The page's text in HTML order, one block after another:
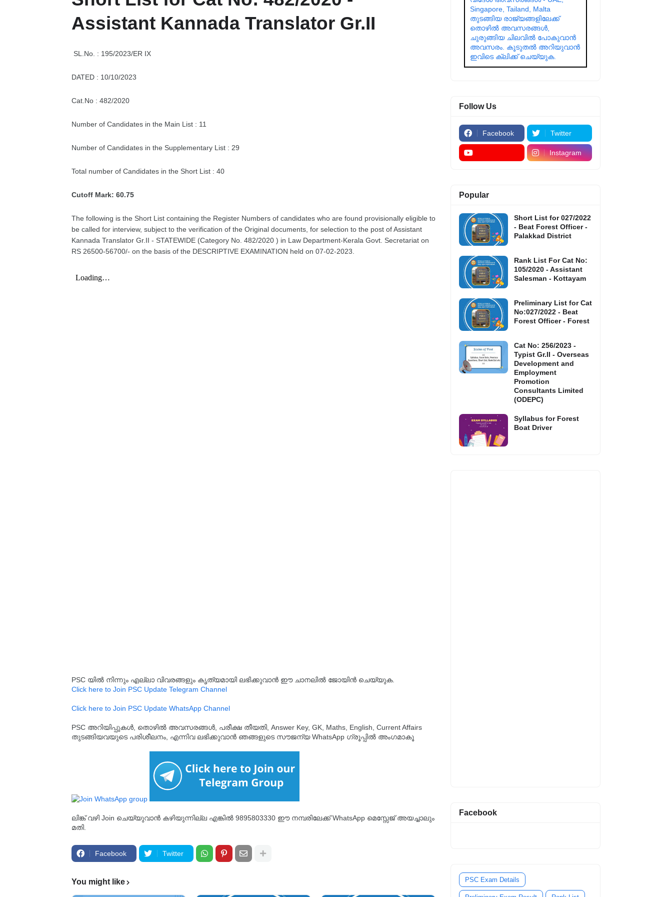
Assistant Kannada Translator Gr.II
SL.No. : 195/2023/ER IX
DATED : 10/10/2023
Cat.No : 482/2020
Number of Candidates in the Main List : 11
Number of Candidates in the Supplementary List : 29
Total number of Candidates in the Short List : 40
Cutoff Mark: 60.75
The following is the Short List containing the Register Numbers of candidates who are found provisionally eligible to
be called for interview, subject to the verification of the Original documents, for selection to the post of Assistant
Kannada Translator Gr.II - STATEWIDE (Category No. 482/2020 ) in Law Department-Kerala Govt. Secretariat on
RS 26500-56700/- on the basis of the DESCRIPTIVE EXAMINATION held on 07-02-2023.
PSC യിൽ നിന്നും എല്ലാ വിവരങ്ങളും കൃത്യമായി ലഭിക്കുവാൻ ഈ ചാനലിൽ ജോയിൻ ചെയ്യുക.
Click here to Join PSC Update Telegram Channel
Click here to Join PSC Update WhatsApp Channel
PSC അറിയിപ്പുകൾ, തൊഴിൽ അവസരങ്ങൾ, പരീക്ഷ തീയതി, Answer Key, GK, Maths, English, Current Affairs
തുടങ്ങിയവയുടെ പരിശീലനം, എന്നിവ ലഭിക്കുവാൻ ഞങ്ങളുടെ സൗജന്യ WhatsApp ഗ്രൂപ്പിൽ അംഗമാകൂ
ലിങ്ക് വഴി Join ചെയ്യുവാൻ കഴിയുന്നില്ല എങ്കിൽ 9895803330 ഈ നമ്പരിലേക്ക് WhatsApp മെസ്സേജ് അയച്ചാലും
മതി.
Facebook Twitter
You might like
Singapore, Tailand, Malta
തുടങ്ങിയ രാജ്യങ്ങളിലേക്ക്
തൊഴിൽ അവസരങ്ങൾ,
ചുരുങ്ങിയ ചിലവിൽ പോകുവാൻ
അവസരം. കൂടുതൽ അറിയുവാൻ
ഇവിടെ ക്ലിക്ക് ചെയ്യുക.
Follow Us
Facebook Twitter
Instagram
Popular
Short List for 027/2022
- Beat Forest Officer -
Palakkad District
Rank List For Cat No:
105/2020 - Assistant
Salesman - Kottayam
Preliminary List for Cat
No:027/2022 - Beat
Forest Officer - Forest
Cat No: 256/2023 -
Typist Gr.II - Overseas
Development and
Employment
Promotion
Consultants Limited
(ODEPC)
Syllabus for Forest
Boat Driver
Facebook
PSC Exam Details